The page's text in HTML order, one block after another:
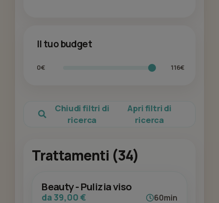
Il tuo budget
0€ 116€
Chiudi filtri di
ricerca
Apri filtri di
ricerca
Trattamenti (34)
Beauty - Pulizia viso
da 39,00 € 60min